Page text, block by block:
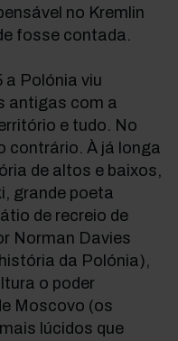
no Kremlin
fosse contada.
a Polónia viu
antigas com a
e tudo. No
contrário. À já longa
de altos e baixos,
grande poeta
de recreio de
Norman Davies
da Polónia),
o poder
Moscovo (os
lúcidos que